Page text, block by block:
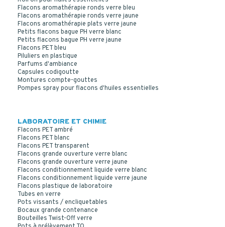
Flacons aromathérapie ronds verre bleu
Flacons aromathérapie ronds verre jaune
Flacons aromathérapie plats verre jaune
Petits flacons bague PH verre blanc
Petits flacons bague PH verre jaune
Flacons PET bleu
Piluliers en plastique
Parfums d'ambiance
Capsules codigoutte
Montures compte-gouttes
Pompes spray pour flacons d'huiles essentielles
LABORATOIRE ET CHIMIE
Flacons PET ambré
Flacons PET blanc
Flacons PET transparent
Flacons grande ouverture verre blanc
Flacons grande ouverture verre jaune
Flacons conditionnement liquide verre blanc
Flacons conditionnement liquide verre jaune
Flacons plastique de laboratoire
Tubes en verre
Pots vissants / encliquetables
Bocaux grande contenance
Bouteilles Twist-Off verre